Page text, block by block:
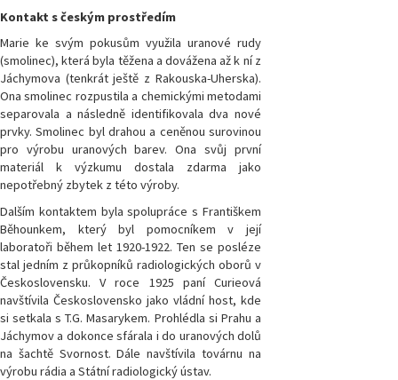
Kontakt s českým prostředím
Marie ke svým pokusům využila uranové rudy
(smolinec), která byla těžena a dovážena až k ní z
Jáchymova (tenkrát ještě z Rakouska-Uherska).
Ona smolinec rozpustila a chemickými metodami
separovala a následně identifikovala dva nové
prvky. Smolinec byl drahou a ceněnou surovinou
pro výrobu uranových barev. Ona svůj první
materiál k výzkumu dostala zdarma jako
nepotřebný zbytek z této výroby.
Dalším kontaktem byla spolupráce s Františkem
Běhounkem, který byl pomocníkem v její
laboratoři během let 1920-1922. Ten se posléze
stal jedním z průkopníků radiologických oborů v
Československu. V roce 1925 paní Curieová
navštívila Československo jako vládní host, kde
si setkala s T.G. Masarykem. Prohlédla si Prahu a
Jáchymov a dokonce sfárala i do uranových dolů
na šachtě Svornost. Dále navštívila továrnu na
výrobu rádia a Státní radiologický ústav.